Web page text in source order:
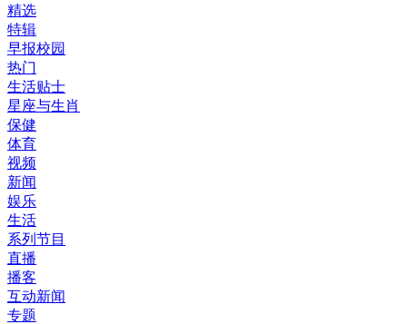
精选
特辑
早报校园
热门
生活贴士
星座与生肖
保健
体育
视频
新闻
娱乐
生活
系列节目
直播
播客
互动新闻
专题